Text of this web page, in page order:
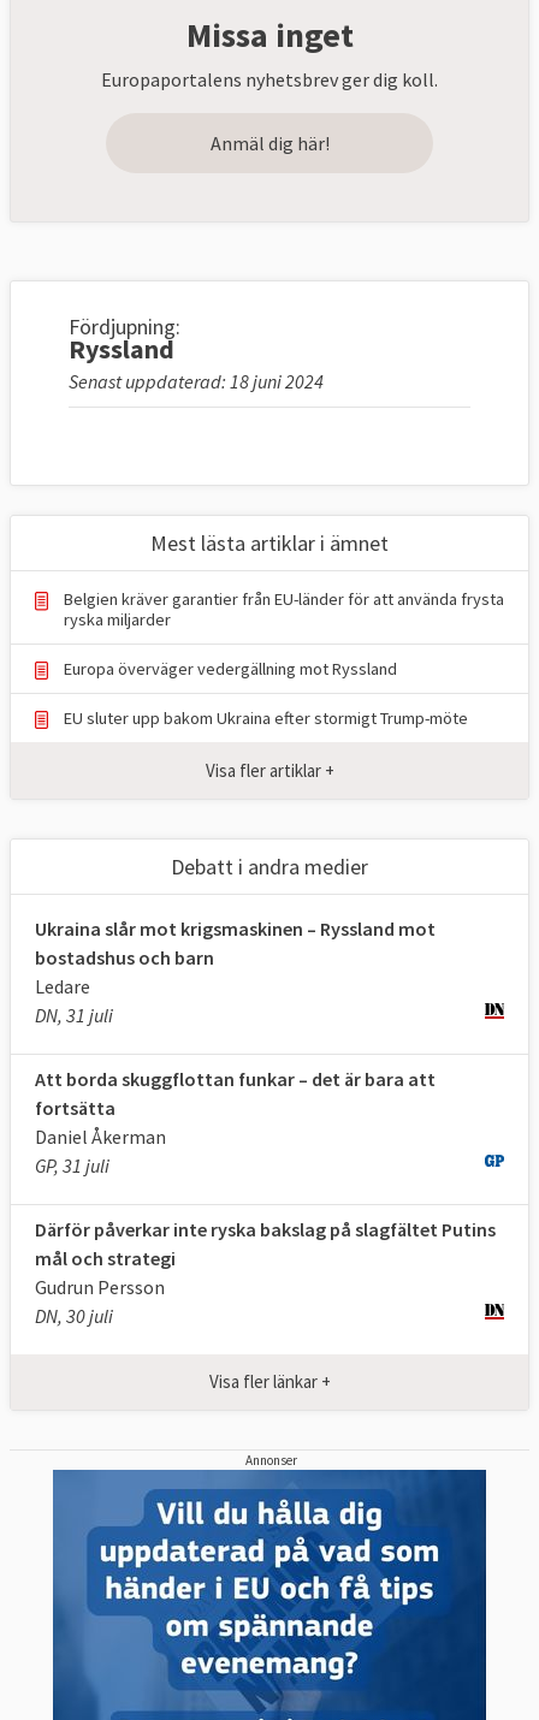
Missa inget
Europaportalens nyhetsbrev ger dig koll.
Anmäl dig här!
Fördjupning:
Ryssland
Senast uppdaterad: 18 juni 2024
Mest lästa artiklar i ämnet
Belgien kräver garantier från EU-länder för att använda frysta
ryska miljarder
Europa överväger vedergällning mot Ryssland
EU sluter upp bakom Ukraina efter stormigt Trump-möte
Visa fler artiklar +
Debatt i andra medier
Ukraina slår mot krigsmaskinen – Ryssland mot
bostadshus och barn
Ledare
DN, 31 juli
Att borda skuggflottan funkar – det är bara att
fortsätta
Daniel Åkerman
GP, 31 juli
Därför påverkar inte ryska bakslag på slagfältet Putins
mål och strategi
Gudrun Persson
DN, 30 juli
Visa fler länkar +
Annonser